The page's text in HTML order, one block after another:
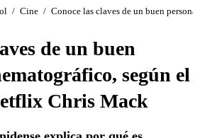
/ Cine / Conoce las claves de un buen
de un buen
según el
Chris Mack